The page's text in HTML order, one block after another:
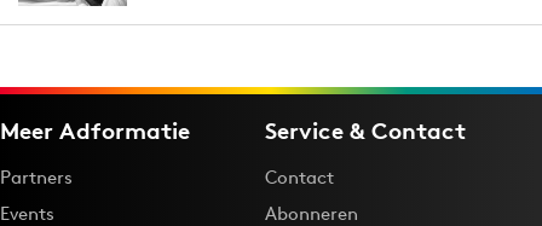
Meer Adformatie
Partners
Events
Service & Contact
Contact
Abonneren